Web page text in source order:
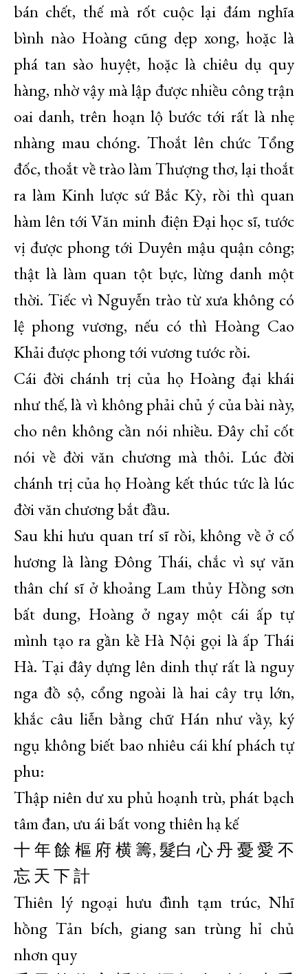
bán chết, thế mà rốt cuộc lại đám nghĩa
bình nào Hoàng cũng dẹp xong, hoặc là
phá tan sào huyệt, hoặc là chiêu dụ quy
hàng, nhờ vậy mà lập được nhiều công trận
oai danh, trên hoạn lộ bước tới rất là nhẹ
nhàng mau chóng. Thoắt lên chức Tổng
đốc, thoắt về trào làm Thượng thơ, lại thoắt
ra làm Kinh lược sứ Bắc Kỳ, rồi thì quan
hàm lên tới Văn minh điện Đại học sĩ, tước
vị được phong tới Duyên mậu quận công;
thật là làm quan tột bực, lừng danh một
thời. Tiếc vì Nguyễn trào từ xưa không có
lệ phong vương, nếu có thì Hoàng Cao
Khải được phong tới vương tước rồi.
Cái đời chánh trị của họ Hoàng đại khái
như thế, là vì không phải chủ ý của bài này,
cho nên không cần nói nhiều. Đây chỉ cốt
nói về đời văn chương mà thôi. Lúc đời
chánh trị của họ Hoàng kết thúc tức là lúc
đời văn chương bắt đầu.
Sau khi hưu quan trí sĩ rồi, không về ở cố
hương là làng Đông Thái, chắc vì sự văn
thân chí sĩ ở khoảng Lam thủy Hồng sơn
bất dung, Hoàng ở ngay một cái ấp tự
mình tạo ra gần kề Hà Nội gọi là ấp Thái
Hà. Tại đây dựng lên dinh thự rất là nguy
nga đồ sộ, cổng ngoài là hai cây trụ lớn,
khắc câu liễn bằng chữ Hán như vầy, ký
ngụ không biết bao nhiêu cái khí phách tự
phu:
Thập niên dư xu phủ hoạnh trù, phát bạch
tâm đan, ưu ái bất vong thiên hạ kế
十 年 餘 樞 府 横 籌, 髮白 心 丹 憂 愛 不
忘 天 下 計
Thiên lý ngoại hưu đình tạm trúc, Nhĩ
hồng Tản bích, giang san trùng hỉ chủ
nhơn quy